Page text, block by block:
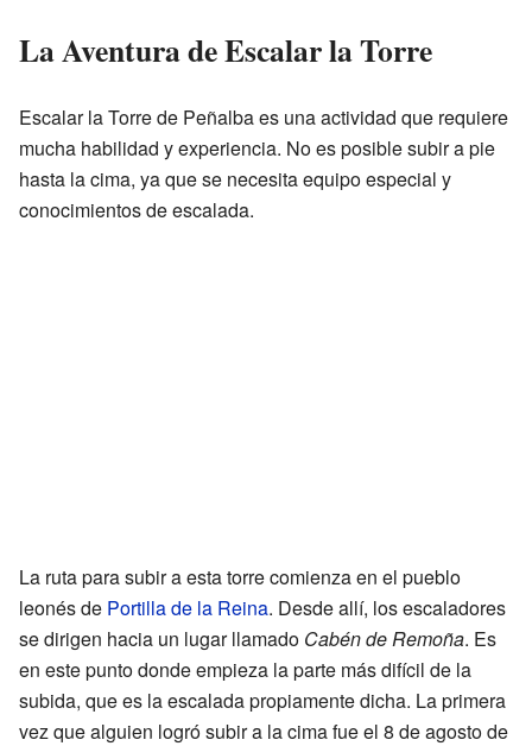
La Aventura de Escalar la Torre
Escalar la Torre de Peñalba es una actividad que requiere
mucha habilidad y experiencia. No es posible subir a pie
hasta la cima, ya que se necesita equipo especial y
conocimientos de escalada.
La ruta para subir a esta torre comienza en el pueblo
leonés de Portilla de la Reina. Desde allí, los escaladores
se dirigen hacia un lugar llamado Cabén de Remoña. Es
en este punto donde empieza la parte más difícil de la
subida, que es la escalada propiamente dicha. La primera
vez que alguien logró subir a la cima fue el 8 de agosto de